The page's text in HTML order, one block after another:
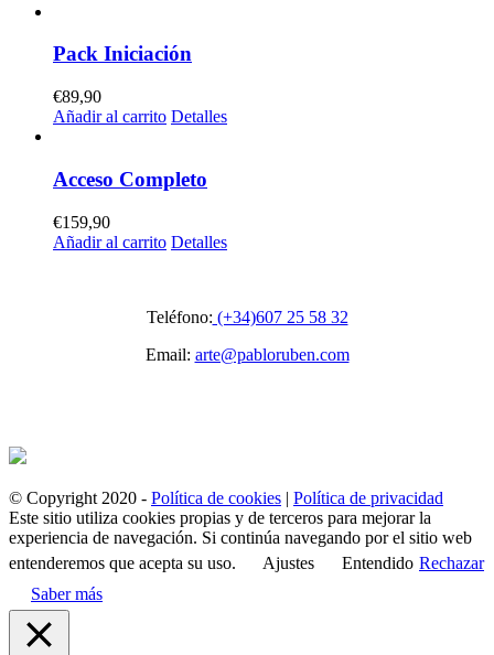
Pack Iniciación
€89,90
Añadir al carrito Detalles
Acceso Completo
€159,90
Añadir al carrito Detalles
Teléfono: (+34)607 25 58 32
Email: arte@pabloruben.com
© Copyright 2020 - Política de cookies | Política de privacidad
Este sitio utiliza cookies propias y de terceros para mejorar la
experiencia de navegación. Si continúa navegando por el sitio web
entenderemos que acepta su uso.
Ajustes Entendido Rechazar
Saber más